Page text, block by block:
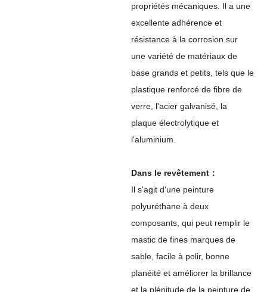
propriétés mécaniques. Il a une
excellente adhérence et
résistance à la corrosion sur
une variété de matériaux de
base grands et petits, tels que le
plastique renforcé de fibre de
verre, l'acier galvanisé, la
plaque électrolytique et
l'aluminium.
Dans le revêtement：
Il s'agit d'une peinture
polyuréthane à deux
composants, qui peut remplir le
mastic de fines marques de
sable, facile à polir, bonne
planéité et améliorer la brillance
et la plénitude de la peinture de